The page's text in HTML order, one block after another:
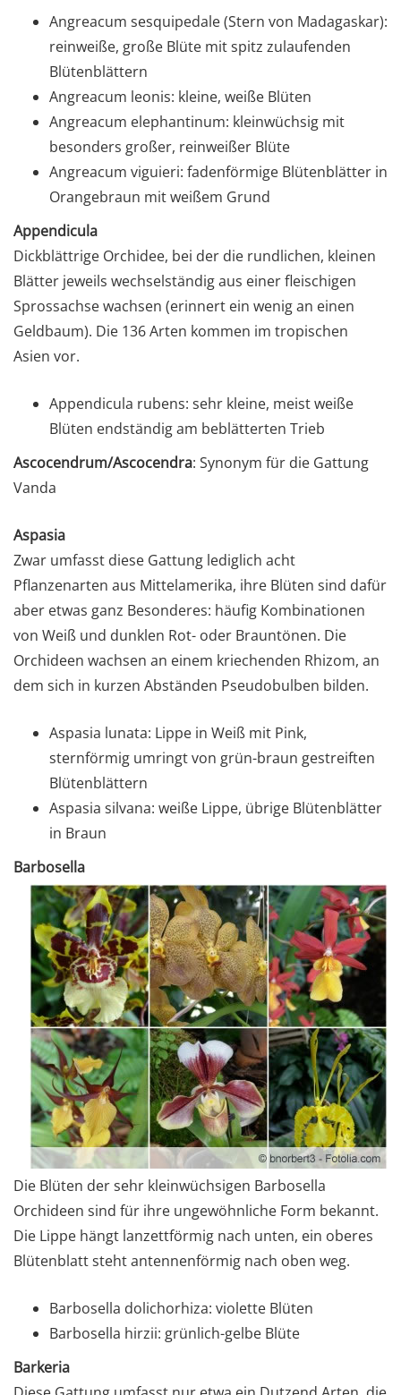
Angreacum sesquipedale (Stern von Madagaskar):
reinweiße, große Blüte mit spitz zulaufenden
Blütenblättern
Angreacum leonis: kleine, weiße Blüten
Angreacum elephantinum: kleinwüchsig mit
besonders großer, reinweißer Blüte
Angreacum viguieri: fadenförmige Blütenblätter in
Orangebraun mit weißem Grund
Appendicula
Dickblättrige Orchidee, bei der die rundlichen, kleinen
Blätter jeweils wechselständig aus einer fleischigen
Sprossachse wachsen (erinnert ein wenig an einen
Geldbaum). Die 136 Arten kommen im tropischen
Asien vor.
Appendicula rubens: sehr kleine, meist weiße
Blüten endständig am beblätterten Trieb
Ascocendrum/Ascocendra: Synonym für die Gattung
Vanda
Aspasia
Zwar umfasst diese Gattung lediglich acht
Pflanzenarten aus Mittelamerika, ihre Blüten sind dafür
aber etwas ganz Besonderes: häufig Kombinationen
von Weiß und dunklen Rot- oder Brauntönen. Die
Orchideen wachsen an einem kriechenden Rhizom, an
dem sich in kurzen Abständen Pseudobulben bilden.
Aspasia lunata: Lippe in Weiß mit Pink,
sternförmig umringt von grün-braun gestreiften
Blütenblättern
Aspasia silvana: weiße Lippe, übrige Blütenblätter
in Braun
Barbosella
Die Blüten der sehr kleinwüchsigen Barbosella
Orchideen sind für ihre ungewöhnliche Form bekannt.
Die Lippe hängt lanzettförmig nach unten, ein oberes
Blütenblatt steht antennenförmig nach oben weg.
Barbosella dolichorhiza: violette Blüten
Barbosella hirzii: grünlich-gelbe Blüte
Barkeria